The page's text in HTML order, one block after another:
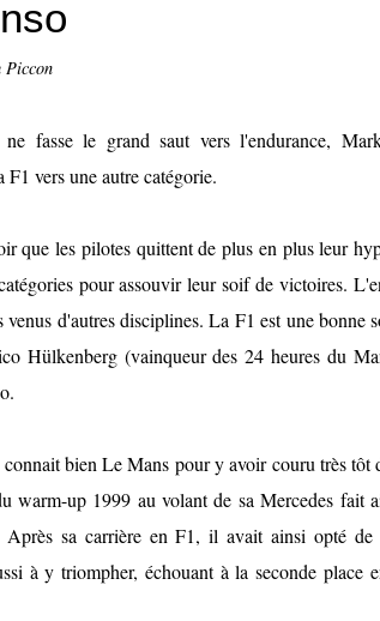
Piccon
fasse le grand saut vers l'endurance,
vers une autre catégorie.
que les pilotes quittent de plus en plus leur
pour assouvir leur soif de victoires.
d'autres disciplines. La F1 est une bonne
Hülkenberg (vainqueur des 24 heures du
bien Le Mans pour y avoir couru très tôt
warm-up 1999 au volant de sa Mercedes fait
Après sa carrière en F1, il avait ainsi opté de
à y triompher, échouant à la seconde place